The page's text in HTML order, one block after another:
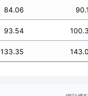
84.06
93.54
133.35